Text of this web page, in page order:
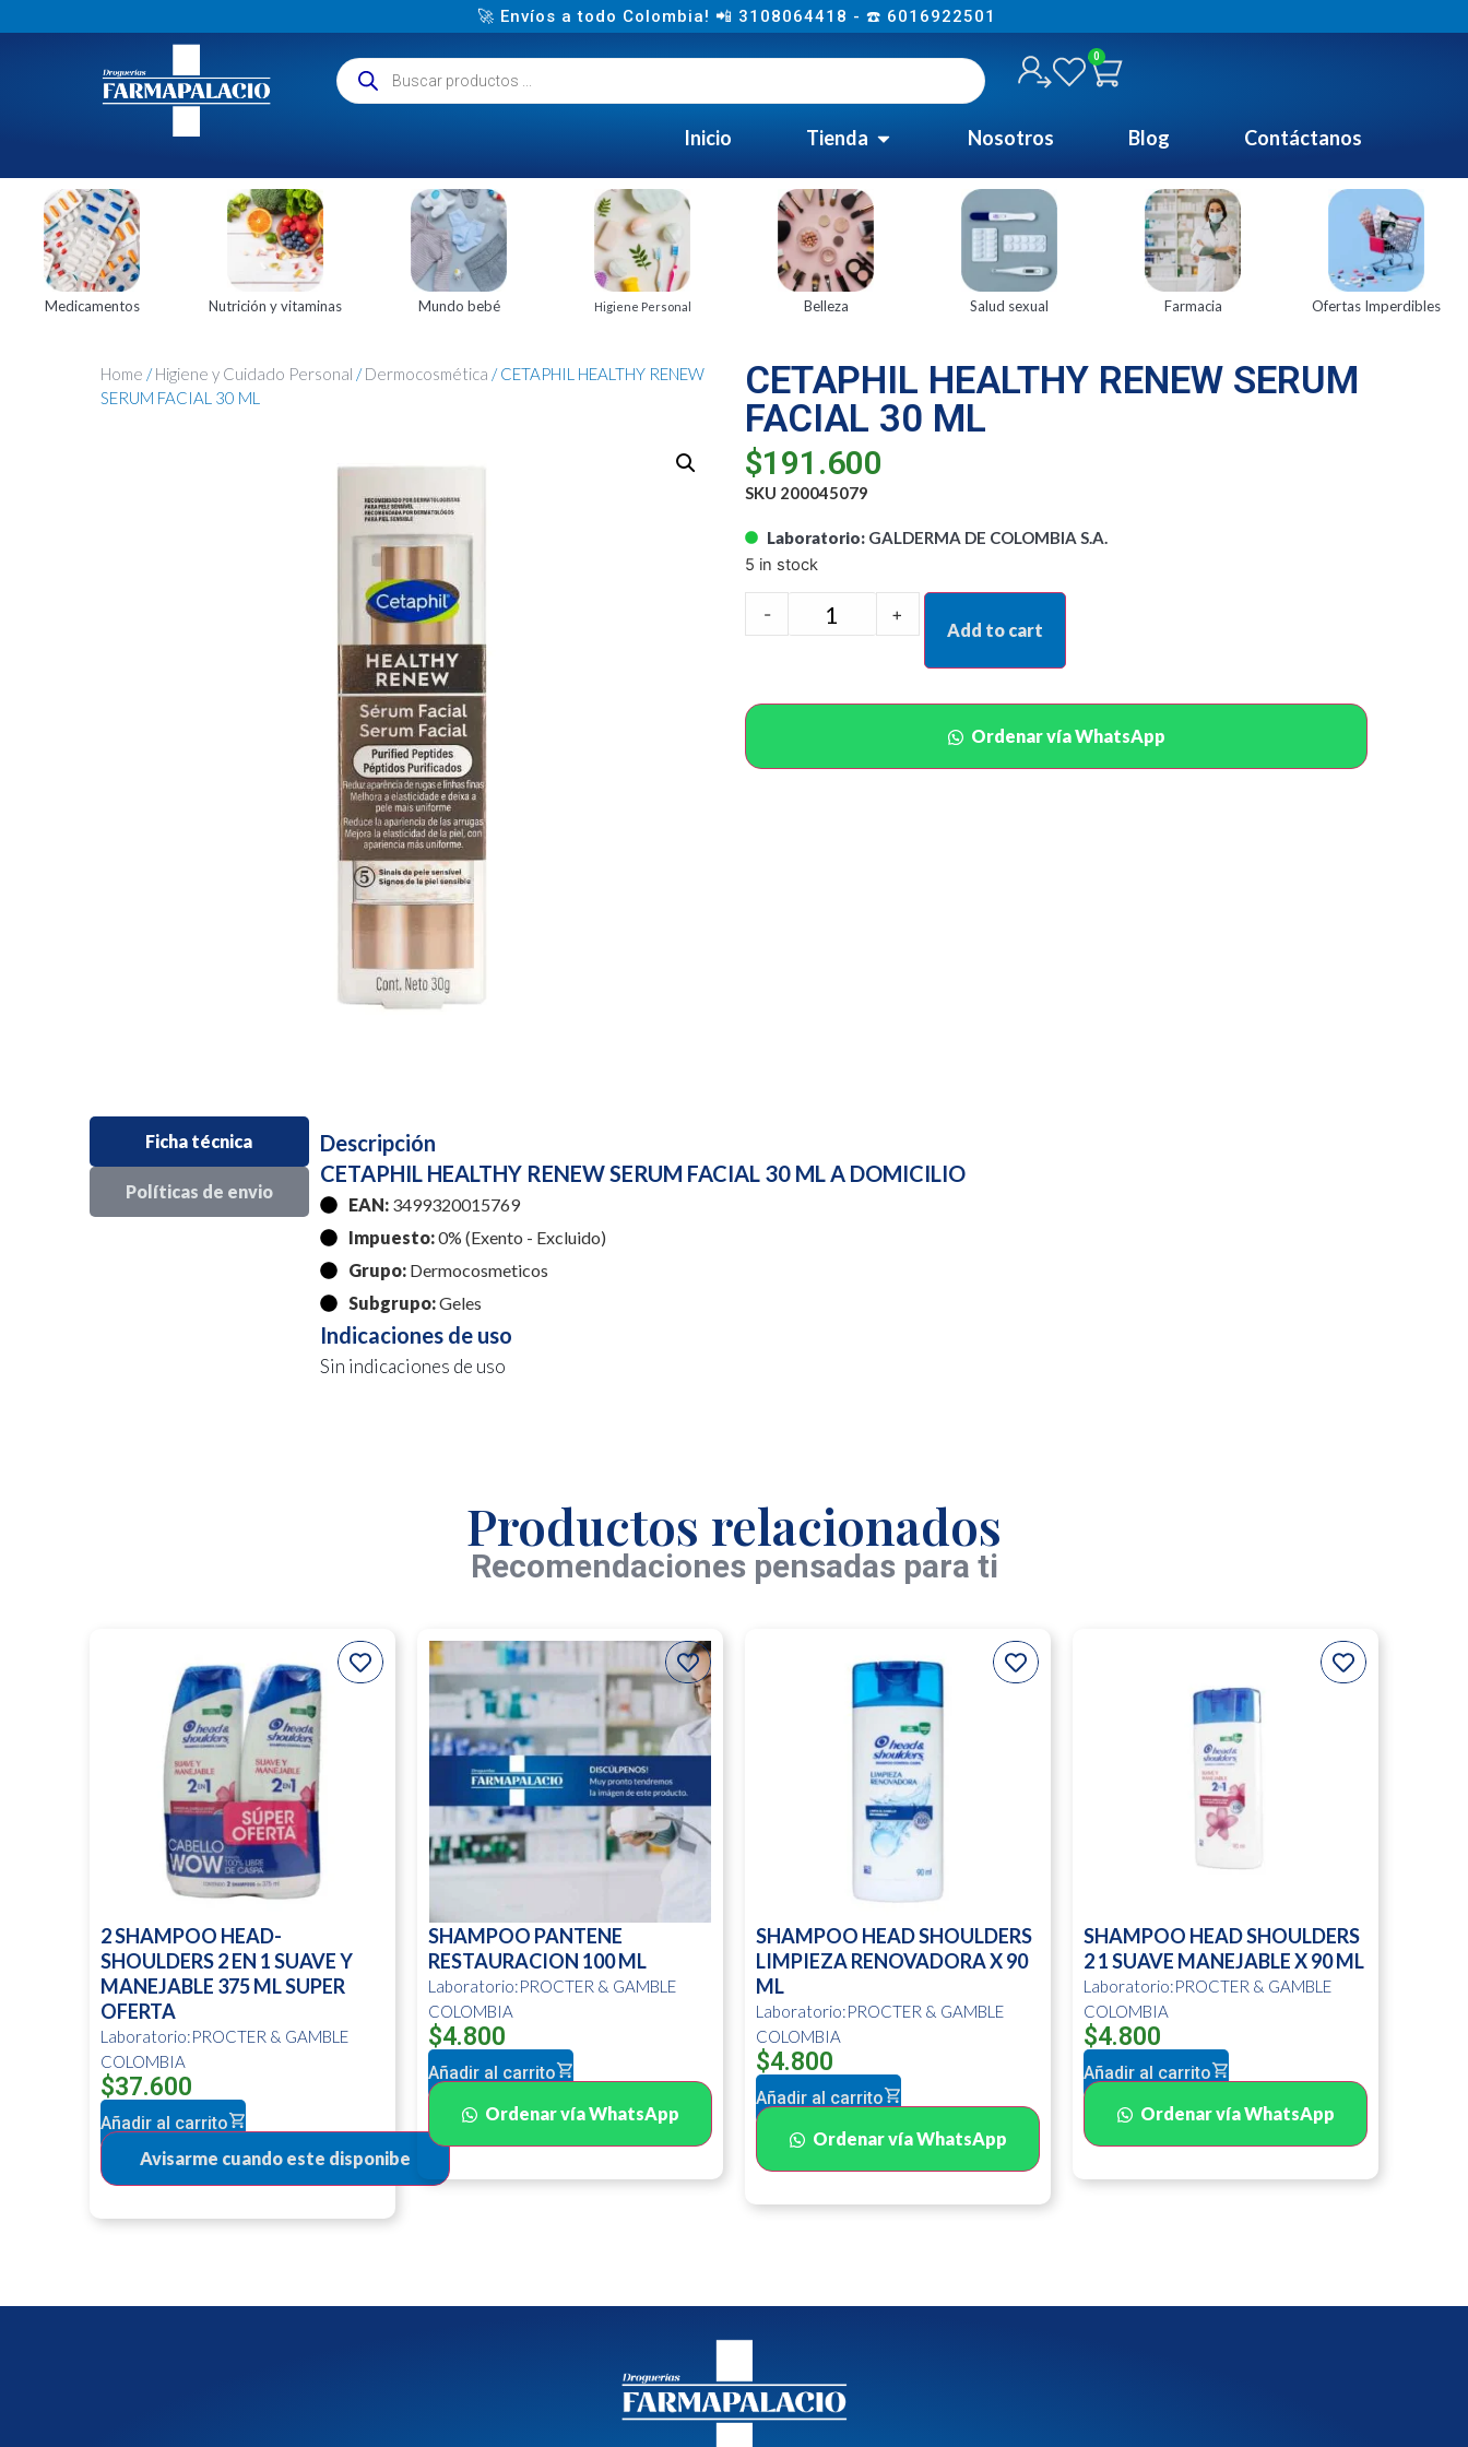
🚀 Envíos a todo Colombia! 📲 3108064418 - ☎️ 6016922501
0
Inicio Tienda Nosotros Blog Contáctanos
Medicamentos Nutrición y vitaminas Mundo bebé Higiene Personal Belleza Salud sexual Farmacia Ofertas Imperdibles
Home /Higiene y Cuidado Personal /Dermocosmética / CETAPHIL HEALTHY RENEW
SERUM FACIAL 30 ML
CETAPHIL HEALTHY RENEW SERUM
FACIAL 30 ML
$191.600
SKU 200045079
Laboratorio: GALDERMA DE COLOMBIA S.A.
5 in stock
- +
Add to cart
Ordenar vía WhatsApp
Ficha técnica
Políticas de envio
Descripción
CETAPHIL HEALTHY RENEW SERUM FACIAL 30 ML A DOMICILIO
EAN:3499320015769
Impuesto:0% (Exento - Excluido)
Grupo:Dermocosmeticos
Subgrupo:Geles
Indicaciones de uso
Sin indicaciones de uso
Productos relacionados
Recomendaciones pensadas para ti
2 SHAMPOO HEAD-
SHOULDERS 2 EN 1 SUAVE Y
MANEJABLE 375 ML SUPER
OFERTA
Laboratorio:PROCTER & GAMBLE
COLOMBIA
$37.600
Añadir al carrito
SHAMPOO PANTENE
RESTAURACION 100 ML
Laboratorio:PROCTER & GAMBLE
COLOMBIA
$4.800
Añadir al carrito
Ordenar vía WhatsApp
SHAMPOO HEAD SHOULDERS
LIMPIEZA RENOVADORA X 90
ML
Laboratorio:PROCTER & GAMBLE
COLOMBIA
$4.800
Añadir al carrito
Ordenar vía WhatsApp
SHAMPOO HEAD SHOULDERS
2 1 SUAVE MANEJABLE X 90 ML
Laboratorio:PROCTER & GAMBLE
COLOMBIA
$4.800
Añadir al carrito
Ordenar vía WhatsApp